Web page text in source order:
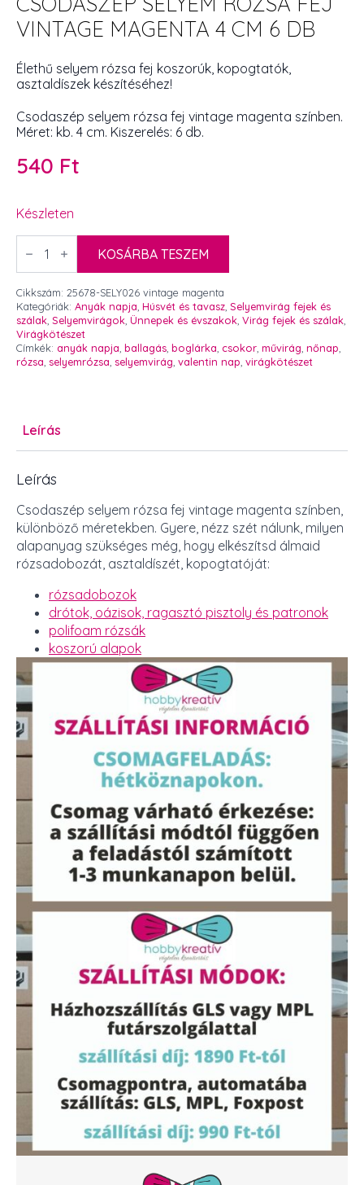
VINTAGE MAGENTA 4 CM 6 DB
Élethű selyem rózsa fej koszorúk, kopogtatók,
asztaldíszek készítéséhez!
Csodaszép selyem rózsa fej vintage magenta színben.
Méret: kb. 4 cm. Kiszerelés: 6 db.
540 Ft
Készleten
Csodaszép
selyem
vintage
magenta
4
cm
6
db
mennyiség
KOSÁRBA TESZEM
Cikkszám: 25678-SELY026 vintage magenta
Kategóriák: Anyák napja, Húsvét és tavasz, Selyemvirág fejek és
szálak, Selyemvirágok, Ünnepek és évszakok, Virág fejek és szálak,
Virágkötészet
Címkék: anyák napja, ballagás, boglárka, csokor, művirág, nőnap,
rózsa, selyemrózsa, selyemvirág, valentin nap, virágkötészet
Leírás
Leírás
Csodaszép selyem rózsa fej vintage magenta színben,
különböző méretekben. Gyere, nézz szét nálunk, milyen
alapanyag szükséges még, hogy elkészítsd álmaid
rózsadobozát, asztaldíszét, kopogtatóját:
rózsadobozok
drótok, oázisok, ragasztó pisztoly és patronok
polifoam rózsák
koszorú alapok